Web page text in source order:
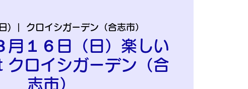
) クロイシガーデン（合志市）
月１６日（日）楽しい
クロイシガーデン（合
志市）